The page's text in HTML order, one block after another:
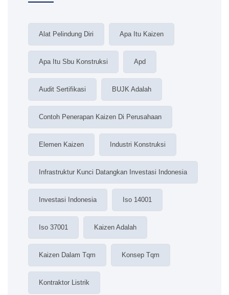
Alat Pelindung Diri Apa Itu Kaizen
Apa Itu Sbu Konstruksi Apd
Audit Sertifikasi BUJK Adalah
Contoh Penerapan Kaizen Di Perusahaan
Elemen Kaizen Industri Konstruksi
Infrastruktur Kunci Datangkan Investasi Indonesia
Investasi Indonesia Iso 14001
Iso 37001 Kaizen Adalah
Kaizen Dalam Tqm Konsep Tqm
Kontraktor Listrik